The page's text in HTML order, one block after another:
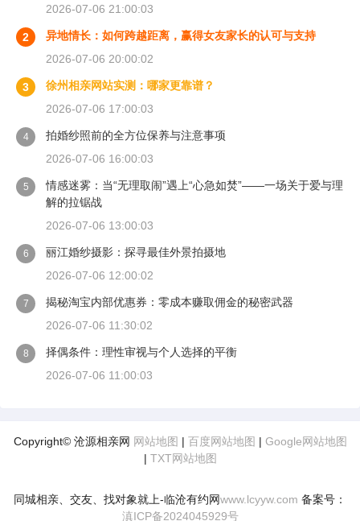
2026-07-06 21:00:03
2
异地情长：如何跨越距离，赢得女友家长的认可与支持
2026-07-06 20:00:02
3
徐州相亲网站实测：哪家更靠谱？
2026-07-06 17:00:03
4
拍婚纱照前的全方位保养与注意事项
2026-07-06 16:00:03
5
情感迷雾：当“无理取闹”遇上“心急如焚”——一场关于爱与理
解的拉锯战
2026-07-06 13:00:03
6
丽江婚纱摄影：探寻最佳外景拍摄地
2026-07-06 12:00:02
7
揭秘淘宝内部优惠券：零成本赚取佣金的秘密武器
2026-07-06 11:30:02
8
择偶条件：理性审视与个人选择的平衡
2026-07-06 11:00:03
Copyright© 沧源相亲网 网站地图 | 百度网站地图 | Google网站地图
| TXT网站地图
同城相亲、交友、找对象就上-临沧有约网www.lcyyw.com 备案号：
滇ICP备2024045929号